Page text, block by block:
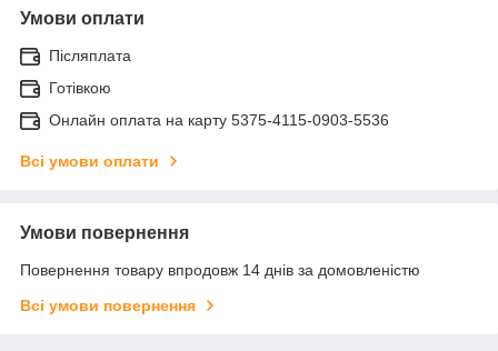
Умови оплати
Післяплата
Готівкою
Онлайн оплата на карту 5375-4115-0903-5536
Всі умови оплати
Умови повернення
Повернення товару впродовж 14 днів за домовленістю
Всі умови повернення